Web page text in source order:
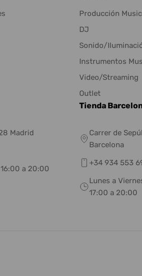
Producción
DJ
Sonido/
Instrumentos
Video/Streaming
Outlet
Madrid
a 20:00
Tienda
Carrer de
Barcelona
+34 934 553
Lunes a
17:00 a 20:00